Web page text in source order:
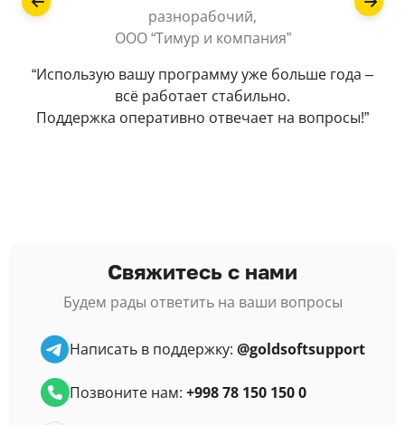
разнорабочий,
ООО “Тимур и компания”
“Использую вашу программу уже больше года –
всё работает стабильно.
Поддержка оперативно отвечает на вопросы!”
Свяжитесь с нами
Будем рады ответить на ваши вопросы
Написать в поддержку: @goldsoftsupport
Позвоните нам: +998 78 150 150 0